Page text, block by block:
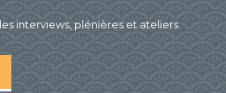
interviews, plénières et ateliers